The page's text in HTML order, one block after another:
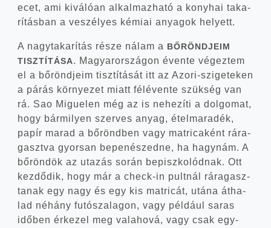
ecet, ami kivá­ló­an alkal­maz­ha­tó a kony­hai taka­
rí­tás­ban a veszé­lyes kémi­ai anya­gok helyett.
A nagy­ta­ka­rí­tás része nálam a BŐRÖNDJEIM
TISZTÍTÁSA. Magyar­or­szá­gon éven­te végez­tem
el a bőrönd­je­im tisz­tí­tá­sát itt az Azori-szigeteken
a párás kör­nye­zet miatt fél­éven­te szük­ség van
rá. Sao Migue­len még az is nehe­zí­ti a dol­go­mat,
hogy bár­mi­lyen szer­ves anyag, étel­ma­ra­dék,
papír marad a bőrönd­ben vagy mat­ri­ca­ként rára­
gaszt­va gyor­san bepe­né­szed­ne, ha hagy­nám. A
bőrön­dök az uta­zás során bepisz­ko­lód­nak. Ott
kez­dő­dik, hogy már a check-in pult­nál rára­gasz­
ta­nak egy nagy és egy kis mat­ri­cát, utá­na átha­
lad néhány futó­sza­la­gon, vagy pél­dá­ul saras
idő­ben érke­zel meg vala­ho­vá, vagy csak egy­